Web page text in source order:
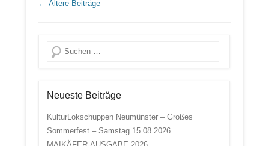
Beitrags Übersicht
← Ältere Beiträge
Suche
Neueste Beiträge
KulturLokschuppen Neumünster – Großes
Sommerfest – Samstag 15.08.2026